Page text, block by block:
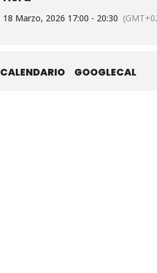
18 Marzo, 2026 17:00 - 20:30
CALENDARIO GOOGLECAL